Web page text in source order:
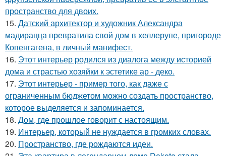
пространство для двоих.
15. Датский архитектор и художник Александра
мадирацца превратила свой дом в хеллерупе, пригороде
Копенгагена, в личный манифест.
16. Этот интерьер родился из диалога между историей
дома и страстью хозяйки к эстетике ар - деко.
17. Этот интерьер - пример того, как даже с
ограниченным бюджетом можно создать пространство,
которое выделяется и запоминается.
18. Дом, где прошлое говорит с настоящим.
19. Интерьер, который не нуждается в громких словах.
20. Пространство, где рождаются идеи.